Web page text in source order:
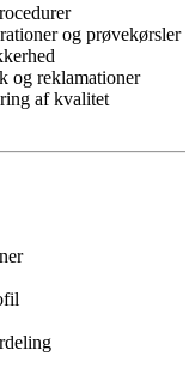
og prøvekørsler
og reklamationer
af kvalitet